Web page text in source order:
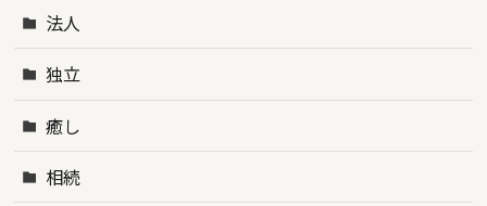
法人
独立
癒し
相続